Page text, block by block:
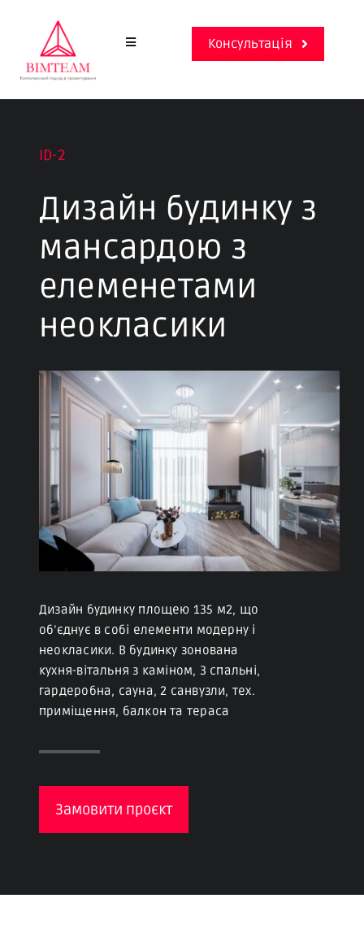
content
Toggle
Послуги
Проєкти
Ціни
Про компанію
English
Консультація
ID-2
Дизайн будинку з
мансардою з
елеменетами
неокласики
Дизайн будинку площею 135 м2, що
об’єднує в собі елементи модерну і
неокласики. В будинку зонована
кухня-вітальня з каміном, 3 спальні,
гардеробна, сауна, 2 санвузли, тех.
приміщення, балкон та тераса
Замовити проєкт